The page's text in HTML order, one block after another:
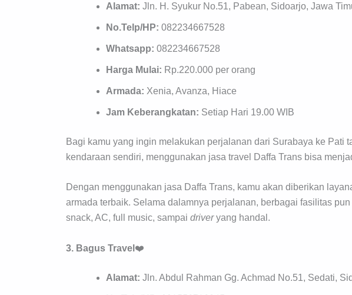
Alamat: Jln. H. Syukur No.51, Pabean, Sidoarjo, Jawa
No.Telp/HP: 082234667528
Whatsapp: 082234667528
Harga Mulai: Rp.220.000 per orang
Armada: Xenia, Avanza, Hiace
Jam Keberangkatan: Setiap Hari 19.00 WIB
Bagi kamu yang ingin melakukan perjalanan dari Surabaya ke Pati
kendaraan sendiri, menggunakan jasa travel Daffa Trans bisa
Dengan menggunakan jasa Daffa Trans, kamu akan diberikan
armada terbaik. Selama dalamnya perjalanan, berbagai fasilitas
snack, AC, full music, sampai driveryang handal.
3. Bagus Travel ❤️
Alamat: Jln. Abdul Rahman Gg. Achmad No.51, Sedati,